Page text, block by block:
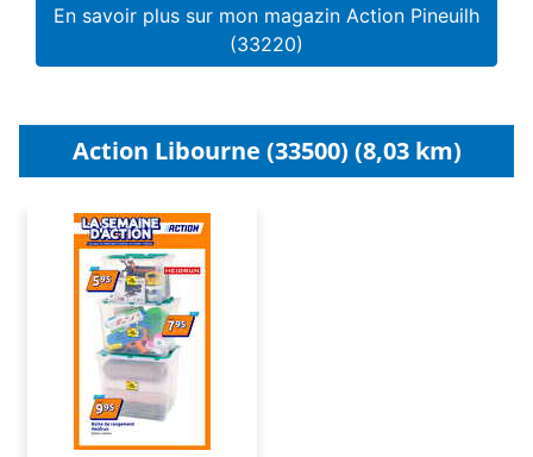
En savoir plus sur mon magazin Action Pineuilh
(33220)
Action Libourne (33500) (8,03 km)